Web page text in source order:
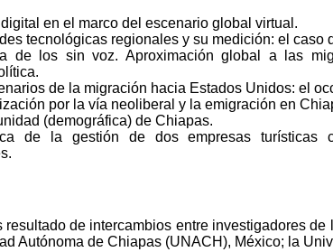
en el marco del escenario global virtual.
tecnológicas regionales y su medición: el caso
de los sin voz. Aproximación global a las
de la migración hacia Estados Unidos: el
por la vía neoliberal y la emigración en
(demográfica) de Chiapas.
de la gestión de dos empresas turísticas
resultado de intercambios entre investigadores
Autónoma de Chiapas (UNACH), México; la